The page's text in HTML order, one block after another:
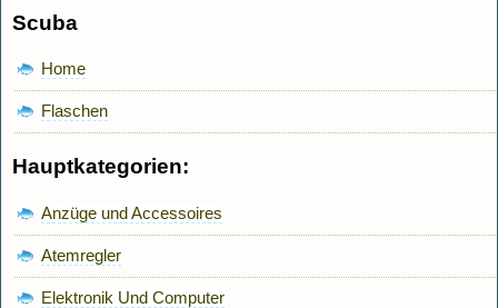
Scuba
Home
Flaschen
Hauptkategorien:
Anzüge und Accessoires
Atemregler
Elektronik Und Computer